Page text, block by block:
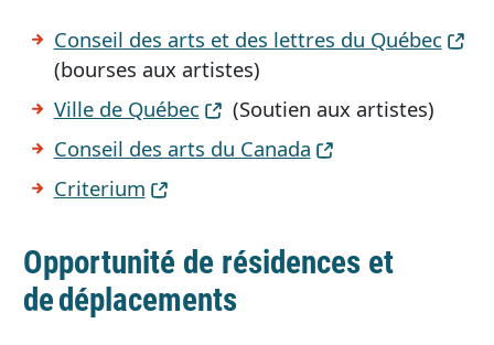
Conseil des arts et des lettres du Québec
(bourses aux artistes)
Ville de Québec
(Soutien aux artistes)
Conseil des arts du Canada
Criterium
Opportunité de résidences et
de déplacements